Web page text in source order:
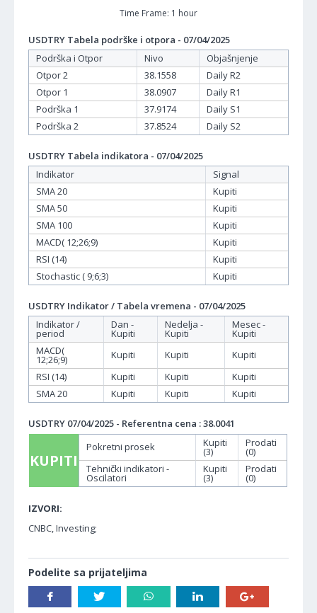
Time Frame: 1 hour
USDTRY Tabela podrške i otpora - 07/04/2025
Podrška i Otpor
Nivo
Objašnjenje
Otpor 2
38.1558
Daily R2
Otpor 1
38.0907
Daily R1
Podrška 1
37.9174
Daily S1
Podrška 2
37.8524 Daily S2
USDTRY Tabela indikatora - 07/04/2025
Indikator
Signal
SMA 20
Kupiti
SMA 50
Kupiti
SMA 100
Kupiti
MACD( 12;26;9)
Kupiti
RSI (14)
Kupiti
Stochastic ( 9;6;3)
Kupiti
USDTRY Indikator / Tabela vremena - 07/04/2025
Indikator /
period
Dan -
Kupiti
Nedelja -
Kupiti
Mesec -
Kupiti
MACD(
12;26;9) Kupiti Kupiti
Kupiti
RSI (14)
Kupiti Kupiti
Kupiti
SMA 20
Kupiti Kupiti Kupiti
USDTRY 07/04/2025 - Referentna cena : 38.0041
KUPITI
Pokretni prosek Kupiti
(3)
Prodati
(0)
Tehnički indikatori -
Oscilatori
Kupiti
(3)
Prodati
(0)
IZVORI:
CNBC, Investing;
Podelite sa prijateljima